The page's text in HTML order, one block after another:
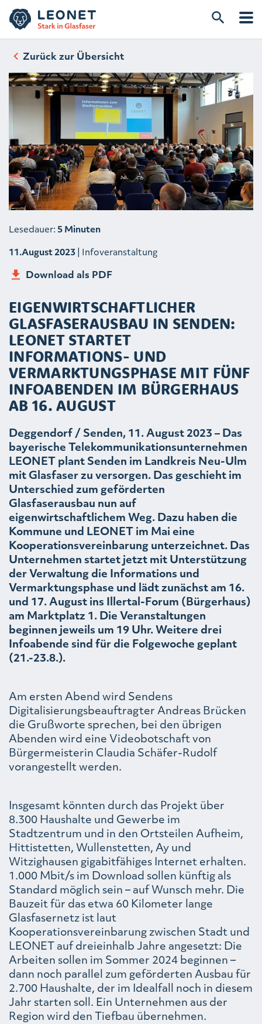
Zurück zur Übersicht
Lesedauer: 5 Minuten
11.August 2023| Infoveranstaltung
Download als PDF
EIGENWIRTSCHAFTLICHER
GLASFASERAUSBAU IN SENDEN:
LEONET STARTET
INFORMATIONS- UND
VERMARKTUNGSPHASE MIT FÜNF
INFOABENDEN IM BÜRGERHAUS
AB 16. AUGUST
Deggendorf / Senden, 11. August 2023 – Das
bayerische Telekommunikationsunternehmen
LEONET plant Senden im Landkreis Neu-Ulm
mit Glasfaser zu versorgen. Das geschieht im
Unterschied zum geförderten
Glasfaserausbau nun auf
eigenwirtschaftlichem Weg. Dazu haben die
Kommune und LEONET im Mai eine
Kooperationsvereinbarung unterzeichnet. Das
Unternehmen startet jetzt mit Unterstützung
der Verwaltung die Informations und
Vermarktungsphase und lädt zunächst am 16.
und 17. August ins Illertal-Forum (Bürgerhaus)
am Marktplatz 1. Die Veranstaltungen
beginnen jeweils um 19 Uhr. Weitere drei
Infoabende sind für die Folgewoche geplant
(21.-23.8.).
Am ersten Abend wird Sendens
Digitalisierungsbeauftragter Andreas Brücken
die Grußworte sprechen, bei den übrigen
Abenden wird eine Videobotschaft von
Bürgermeisterin Claudia Schäfer-Rudolf
vorangestellt werden.
Insgesamt könnten durch das Projekt über
8.300 Haushalte und Gewerbe im
Stadtzentrum und in den Ortsteilen Aufheim,
Hittistetten, Wullenstetten, Ay und
Witzighausen gigabitfähiges Internet erhalten.
1.000 Mbit/s im Download sollen künftig als
Standard möglich sein – auf Wunsch mehr. Die
Bauzeit für das etwa 60 Kilometer lange
Glasfasernetz ist laut
Kooperationsvereinbarung zwischen Stadt und
LEONET auf dreieinhalb Jahre angesetzt: Die
Arbeiten sollen im Sommer 2024 beginnen –
dann noch parallel zum geförderten Ausbau für
2.700 Haushalte, der im Idealfall noch in diesem
Jahr starten soll. Ein Unternehmen aus der
Region wird den Tiefbau übernehmen.